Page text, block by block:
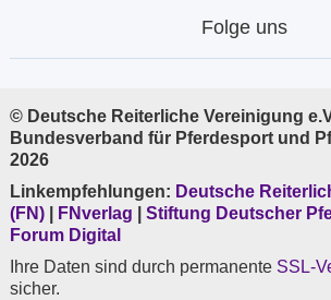
Folge uns
© Deutsche Reiterliche Vereinigung
Bundesverband für Pferdesport und
2026
Linkempfehlungen: Deutsche
(FN)
FNverlag Stiftung Deutscher
Forum Digital
Ihre Daten sind durch permanente SSL-
sicher.